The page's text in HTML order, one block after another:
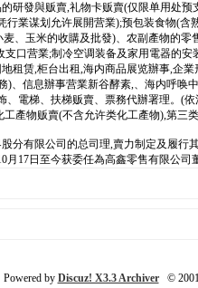
研發與贩賣,礼物卡贩賣(仅限单用处
業谋划允许展開营業);预包装食物(
、玉米的收購及批發)、农副產物的
口营業;制冷空调装备及家用電器的
赁,柜台出租,海内商品展览辦事,
信息辦事营業新谷酵素,、海内呼
電梯、扶梯贩賣、票務代辦署理。
產物贩賣(不含允许类化工產物),第
有限公司的总司理,賣力制定及履
17日至今获委任為高鑫零售有限公
Powered by Discuz! X3.3 Archiver©